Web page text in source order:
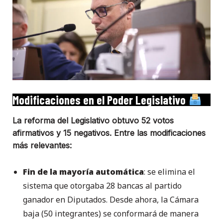
Modificaciones en el Poder Legislativo
La reforma del Legislativo obtuvo 52 votos
afirmativos y 15 negativos. Entre las modificaciones
más relevantes:
Fin de la mayoría automática: se elimina el
sistema que otorgaba 28 bancas al partido
ganador en Diputados. Desde ahora, la Cámara
baja (50 integrantes) se conformará de manera